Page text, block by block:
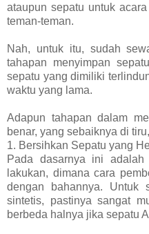
ataupun sepatu untuk
teman-teman.
Nah, untuk itu, sudah
tahapan menyimpan
sepatu yang dimiliki
waktu yang lama.
Adapun tahapan dalam
benar, yang sebaiknya di
1. Bersihkan Sepatu yang
Pada dasarnya ini
lakukan, dimana cara
dengan bahannya. Untuk
sintetis, pastinya sangat
berbeda halnya jika sepatu